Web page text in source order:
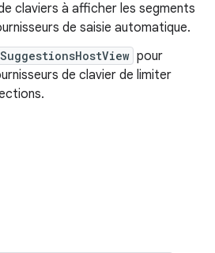
claviers à afficher les segments
de saisie automatique.
pour
de clavier de limiter